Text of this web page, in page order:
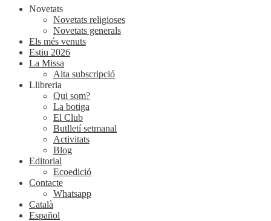
Novetats
Novetats religioses
Novetats generals
Els més venuts
Estiu 2026
La Missa
Alta subscripció
Llibreria
Qui som?
La botiga
El Club
Butlletí setmanal
Activitats
Blog
Editorial
Ecoedició
Contacte
Whatsapp
Català
Español